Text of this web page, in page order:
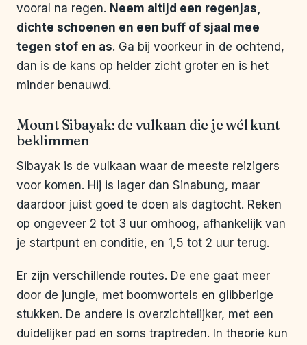
vooral na regen. Neem altijd een regenjas,
dichte schoenen en een buff of sjaal mee
tegen stof en as. Ga bij voorkeur in de ochtend,
dan is de kans op helder zicht groter en is het
minder benauwd.
Mount Sibayak: de vulkaan die je wél kunt
beklimmen
Sibayak is de vulkaan waar de meeste reizigers
voor komen. Hij is lager dan Sinabung, maar
daardoor juist goed te doen als dagtocht. Reken
op ongeveer 2 tot 3 uur omhoog, afhankelijk van
je startpunt en conditie, en 1,5 tot 2 uur terug.
Er zijn verschillende routes. De ene gaat meer
door de jungle, met boomwortels en glibberige
stukken. De andere is overzichtelijker, met een
duidelijker pad en soms traptreden. In theorie kun